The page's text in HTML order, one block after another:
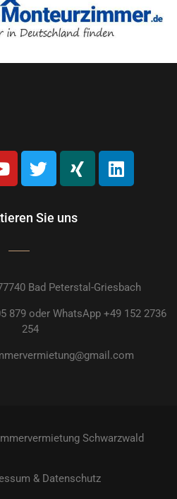
Sie uns
Bad Peterstal-Griesbach
879 oder WhatsApp +49 152 2736
254
Schwarzwald
& Datenschutz